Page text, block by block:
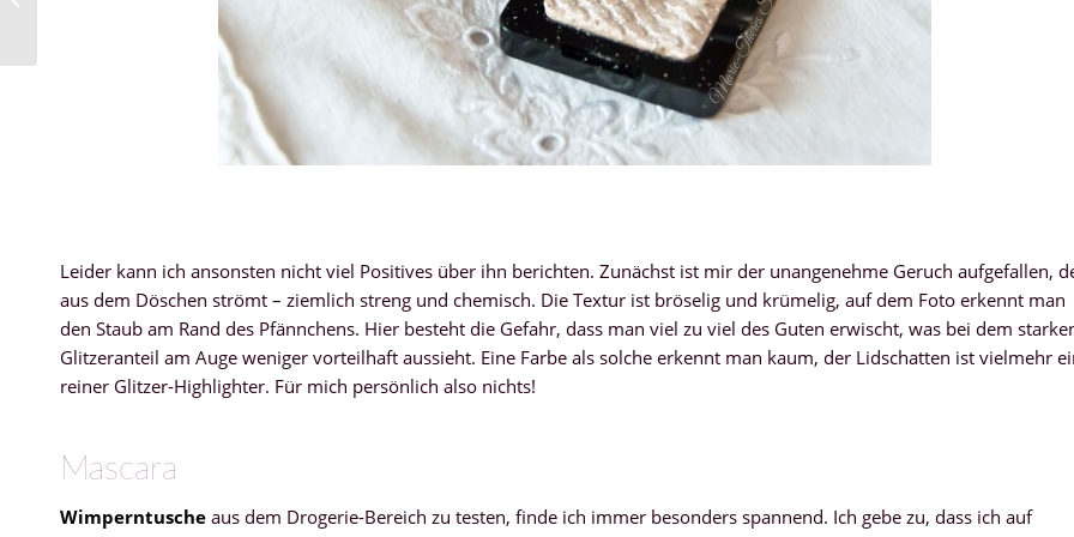
Leider kann ich ansonsten nicht viel Positives über ihn berichten. Zunächst ist mir der unangenehme Geruch aufgefallen,
aus dem Döschen strömt – ziemlich streng und chemisch. Die Textur ist bröselig und krümelig, auf dem Foto erkennt man
den Staub am Rand des Pfännchens. Hier besteht die Gefahr, dass man viel zu viel des Guten erwischt, was bei dem
Glitzeranteil am Auge weniger vorteilhaft aussieht. Eine Farbe als solche erkennt man kaum, der Lidschatten ist vielmehr
reiner Glitzer-Highlighter. Für mich persönlich also nichts!
Mascara
Wimperntusche aus dem Drogerie-Bereich zu testen, finde ich immer besonders spannend. Ich gebe zu, dass ich auf